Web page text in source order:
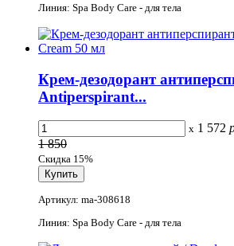
Линия: Spa Body Care - для тела
Крем-дезодорант
Antiperspirant...
x 1 572
1 850
Скидка 15%
Артикул: ma-308618
Линия: Spa Body Care - для тела